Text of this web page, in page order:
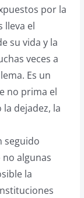
por la
lleva el
su vida y la
veces a
Es un
no prima el
dejadez, la
seguido
algunas
la